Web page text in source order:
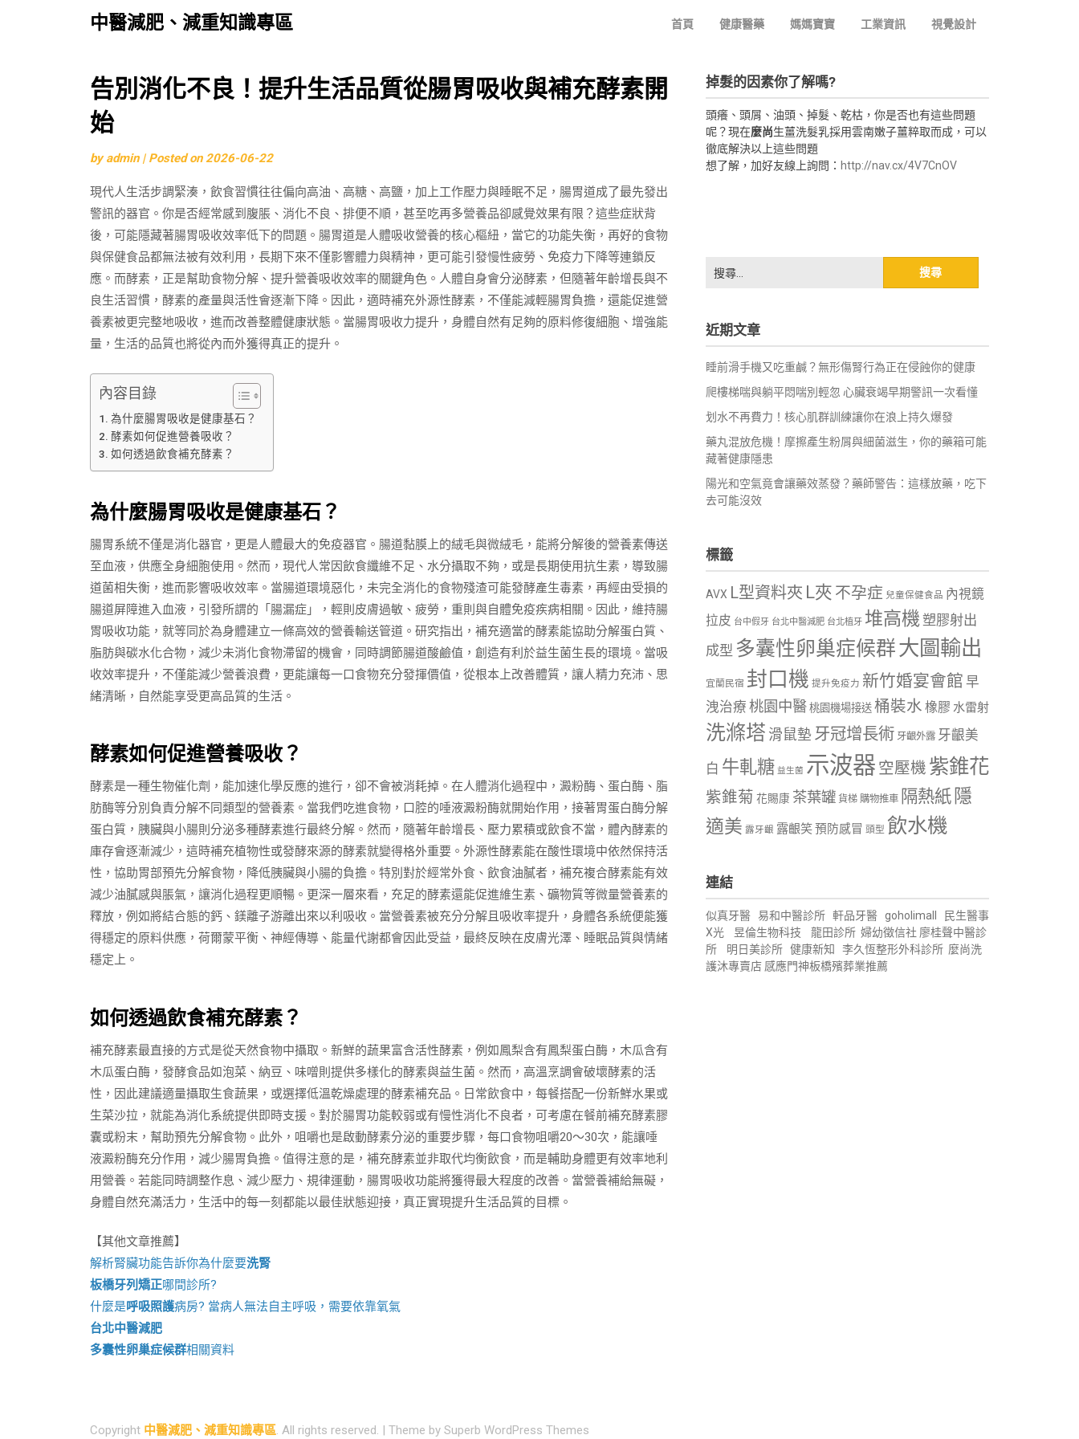
中醫減肥、減重知識專區 首頁 健康醫藥 媽媽寶寶 工業資訊 視覺設計
Skip
to
content
告別消化不良！提升生活品質從腸胃吸收與補充酵素開
始
byadmin | Posted on2026-06-22
現代人生活步調緊湊，飲食習慣往往偏向高油、高糖、高鹽，加上工作壓力與睡眠不足，腸胃道成了最先發出
警訊的器官。你是否經常感到腹脹、消化不良、排便不順，甚至吃再多營養品卻感覺效果有限？這些症狀背
後，可能隱藏著腸胃吸收效率低下的問題。腸胃道是人體吸收營養的核心樞紐，當它的功能失衡，再好的食物
與保健食品都無法被有效利用，長期下來不僅影響體力與精神，更可能引發慢性疲勞、免疫力下降等連鎖反
應。而酵素，正是幫助食物分解、提升營養吸收效率的關鍵角色。人體自身會分泌酵素，但隨著年齡增長與不
良生活習慣，酵素的產量與活性會逐漸下降。因此，適時補充外源性酵素，不僅能減輕腸胃負擔，還能促進營
養素被更完整地吸收，進而改善整體健康狀態。當腸胃吸收力提升，身體自然有足夠的原料修復細胞、增強能
量，生活的品質也將從內而外獲得真正的提升。
內容目錄
為什麼腸胃吸收是健康基石？
酵素如何促進營養吸收？
如何透過飲食補充酵素？
為什麼腸胃吸收是健康基石？
腸胃系統不僅是消化器官，更是人體最大的免疫器官。腸道黏膜上的絨毛與微絨毛，能將分解後的營養素傳送
至血液，供應全身細胞使用。然而，現代人常因飲食纖維不足、水分攝取不夠，或是長期使用抗生素，導致腸
道菌相失衡，進而影響吸收效率。當腸道環境惡化，未完全消化的食物殘渣可能發酵產生毒素，再經由受損的
腸道屏障進入血液，引發所謂的「腸漏症」，輕則皮膚過敏、疲勞，重則與自體免疫疾病相關。因此，維持腸
胃吸收功能，就等同於為身體建立一條高效的營養輸送管道。研究指出，補充適當的酵素能協助分解蛋白質、
脂肪與碳水化合物，減少未消化食物滯留的機會，同時調節腸道酸鹼值，創造有利於益生菌生長的環境。當吸
收效率提升，不僅能減少營養浪費，更能讓每一口食物充分發揮價值，從根本上改善體質，讓人精力充沛、思
緒清晰，自然能享受更高品質的生活。
酵素如何促進營養吸收？
酵素是一種生物催化劑，能加速化學反應的進行，卻不會被消耗掉。在人體消化過程中，澱粉酶、蛋白酶、脂
肪酶等分別負責分解不同類型的營養素。當我們吃進食物，口腔的唾液澱粉酶就開始作用，接著胃蛋白酶分解
蛋白質，胰臟與小腸則分泌多種酵素進行最終分解。然而，隨著年齡增長、壓力累積或飲食不當，體內酵素的
庫存會逐漸減少，這時補充植物性或發酵來源的酵素就變得格外重要。外源性酵素能在酸性環境中依然保持活
性，協助胃部預先分解食物，降低胰臟與小腸的負擔。特別對於經常外食、飲食油膩者，補充複合酵素能有效
減少油膩感與脹氣，讓消化過程更順暢。更深一層來看，充足的酵素還能促進維生素、礦物質等微量營養素的
釋放，例如將結合態的鈣、鎂離子游離出來以利吸收。當營養素被充分分解且吸收率提升，身體各系統便能獲
得穩定的原料供應，荷爾蒙平衡、神經傳導、能量代謝都會因此受益，最終反映在皮膚光澤、睡眠品質與情緒
穩定上。
如何透過飲食補充酵素？
補充酵素最直接的方式是從天然食物中攝取。新鮮的蔬果富含活性酵素，例如鳳梨含有鳳梨蛋白酶，木瓜含有
木瓜蛋白酶，發酵食品如泡菜、納豆、味噌則提供多樣化的酵素與益生菌。然而，高溫烹調會破壞酵素的活
性，因此建議適量攝取生食蔬果，或選擇低溫乾燥處理的酵素補充品。日常飲食中，每餐搭配一份新鮮水果或
生菜沙拉，就能為消化系統提供即時支援。對於腸胃功能較弱或有慢性消化不良者，可考慮在餐前補充酵素膠
囊或粉末，幫助預先分解食物。此外，咀嚼也是啟動酵素分泌的重要步驟，每口食物咀嚼20～30次，能讓唾
液澱粉酶充分作用，減少腸胃負擔。值得注意的是，補充酵素並非取代均衡飲食，而是輔助身體更有效率地利
用營養。若能同時調整作息、減少壓力、規律運動，腸胃吸收功能將獲得最大程度的改善。當營養補給無礙，
身體自然充滿活力，生活中的每一刻都能以最佳狀態迎接，真正實現提升生活品質的目標。
【其他文章推薦】
解析腎臟功能告訴你為什麼要洗腎
板橋牙列矯正哪間診所?
什麼是呼吸照護病房? 當病人無法自主呼吸，需要依靠氧氣
台北中醫減肥
多囊性卵巢症候群相關資料
掉髮的因素你了解嗎?
頭癢、頭屑、油頭、掉髮、乾枯，你是否也有這些問題
呢？現在麼尚生薑洗髮乳採用雲南嫩子薑粹取而成，可以
徹底解決以上這些問題
想了解，加好友線上詢問： http://nav.cx/4V7CnOV
搜
尋
字:
近期文章
睡前滑手機又吃重鹹？無形傷腎行為正在侵蝕你的健康
爬樓梯喘與躺平悶喘別輕忽 心臟衰竭早期警訊一次看懂
划水不再費力！核心肌群訓練讓你在浪上持久爆發
藥丸混放危機！摩擦產生粉屑與細菌滋生，你的藥箱可能
藏著健康隱患
陽光和空氣竟會讓藥效蒸發？藥師警告：這樣放藥，吃下
去可能沒效
標籤
AVX L型資料夾 L夾 不孕症 兒童保健食品 內視鏡
拉皮 台中假牙 台北中醫減肥 台北植牙 堆高機塑膠射出
成型 多囊性卵巢症候群大圖輸出
宜蘭民宿 封口機 提升免疫力 新竹婚宴會館 早
洩治療 桃園中醫 桃園機場接送 桶裝水 橡膠 水雷射
洗滌塔 滑鼠墊 牙冠增長術 牙齦外露 牙齦美
白 牛軋糖 益生菌 示波器 空壓機 紫錐花
紫錐菊 花賜康 茶葉罐 貨梯 購物推車 隔熱紙 隱
適美 露牙齦 露齦笑預防感冒 頭型 飲水機
連結
似真牙醫 易和中醫診所 軒品牙醫 goholimall
民生醫事
X光
昱倫生物科技 龍田診所 婦幼徵信社 廖桂聲中醫診
所
明日美診所 健康新知 李久恆整形外科診所 麼尚洗
護沐專賣店 感應門神板橋殯葬業推薦
Copyright 中醫減肥、減重知識專區. All rights reserved. | Theme by Superb WordPress Themes